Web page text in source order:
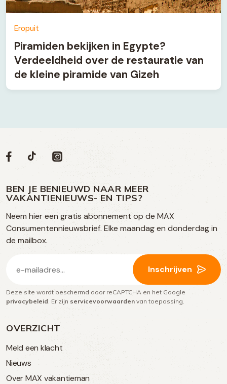
Eropuit
Piramiden bekijken in Egypte?
Verdeeldheid over de restauratie van
de kleine piramide van Gizeh
OVERZICHT
Meld een klacht
Nieuws
Over MAX vakantieman
Volg
op
social
media
Social
Volg
op
Facebook
Volg
op
TikTok
Volg
op
Instagram
BEN JE BENIEUWD NAAR MEER
VAKANTIENIEUWS- EN TIPS?
Neem hier een gratis abonnement op de MAX
Consumentennieuwsbrief. Elke maandag en donderdag in
de mailbox.
mailadres
(Vereist)
Inschrijven
Deze site wordt beschermd door reCAPTCHA en het Google
privacybeleid . Er zijn servicevoorwaarden van toepassing.